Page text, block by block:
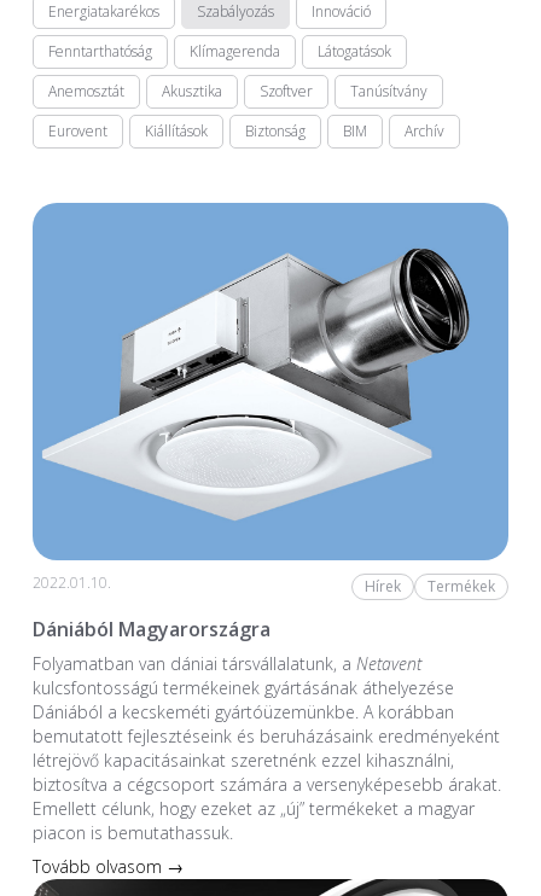
Energiatakarékos
Szabályozás
Innováció
Fenntarthatóság
Klímagerenda
Látogatások
Anemosztát
Akusztika Szoftver
Tanúsítvány
Eurovent
Kiállítások Biztonság BIM Archív
2022.01.10. Hírek Termékek
Dániából Magyarországra
Folyamatban van dániai társvállalatunk, a Netavent
kulcsfontosságú termékeinek gyártásának áthelyezése
Dániából a kecskeméti gyártóüzemünkbe. A korábban
bemutatott fejlesztéseink és beruházásaink eredményeként
létrejövő kapacitásainkat szeretnénk ezzel kihasználni,
biztosítva a cégcsoport számára a versenyképesebb árakat.
Emellett célunk, hogy ezeket az „új” termékeket a magyar
piacon is bemutathassuk.
Tovább olvasom →